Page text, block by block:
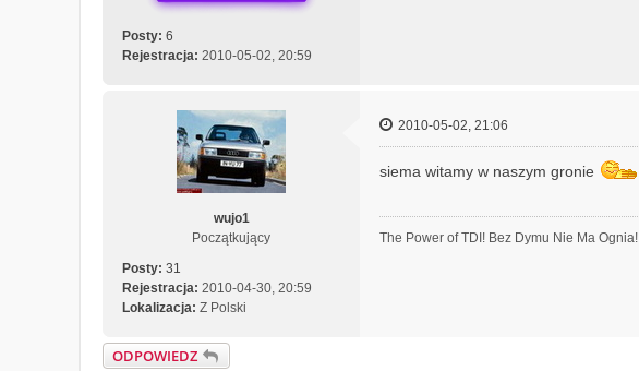
Posty: 6
Rejestracja: 2010-05-02, 20:59
wujo1
Początkujący
Posty: 31
Rejestracja: 2010-04-30, 20:59
Lokalizacja: Z Polski
2010-05-02, 21:06
siema witamy w naszym gronie
The Power of TDI! Bez Dymu Nie Ma Ognia!
ODPOWIEDZ